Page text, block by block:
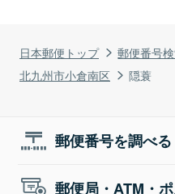
日本郵便トップ 郵便番号
北九州市小倉南区
隠蓑
郵便番号を調べる
郵便局・ATM・